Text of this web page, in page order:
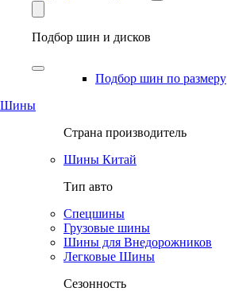
Подбор шин и дисков
Подбор шин по размеру
Шины
Страна производитель
Шины Китай
Тип авто
Спецшины
Грузовые шины
Шины для Внедорожников
Легковые Шины
Сезонность